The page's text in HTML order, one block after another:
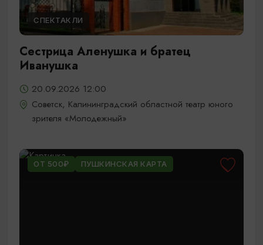
СПЕКТАКЛИ
Сестрица Аленушка и братец
Иванушка
20.09.2026 12:00
Советск, Калининградский областной театр юного
зрителя «Молодежный»
ОТ 500₽ ПУШКИНСКАЯ КАРТА